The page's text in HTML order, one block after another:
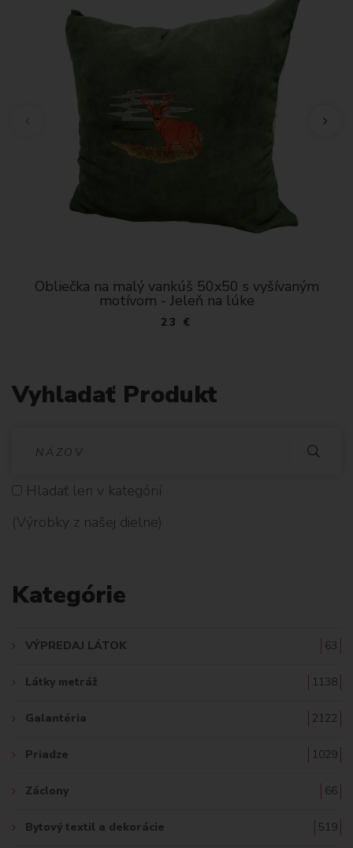
Obliečka na malý vankúš 50x50 s vyšívaným
motívom - Jeleň na lúke
23 €
Vyhladať Produkt
D
Hladať len v kategórií
(Výrobky z našej dielne)
Kategórie
VÝPREDAJ LÁTOK 63
Látky metráž 1138
Galantéria 2122
Priadze 1029
Záclony 66
Bytový textil a dekorácie 519